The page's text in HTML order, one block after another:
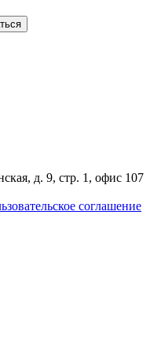
д. 9, стр. 1, офис 107
соглашение